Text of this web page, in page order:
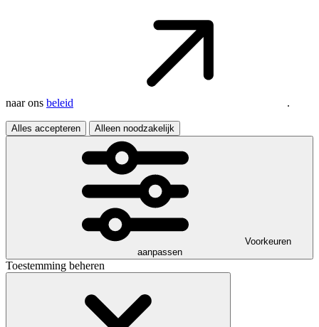
naar ons beleid .
Alles accepteren Alleen noodzakelijk
Voorkeuren
aanpassen
Toestemming beheren